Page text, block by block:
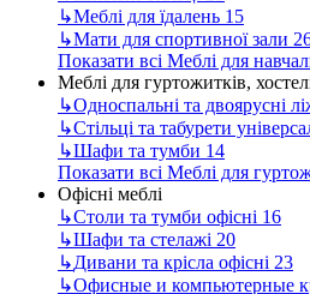
↳Меблі для їдалень 15
↳Мати для спортивної зали
Показати всі Меблі для
Меблі для гуртожитків,
↳Односпальні та двоярусні
↳Стільці та табурети
↳Шафи та тумби 14
Показати всі Меблі для
Офісні меблі
↳Столи та тумби офісні 16
↳Шафи та стелажі 20
↳Дивани та крісла офісні 23
↳Офисные и компьютерные